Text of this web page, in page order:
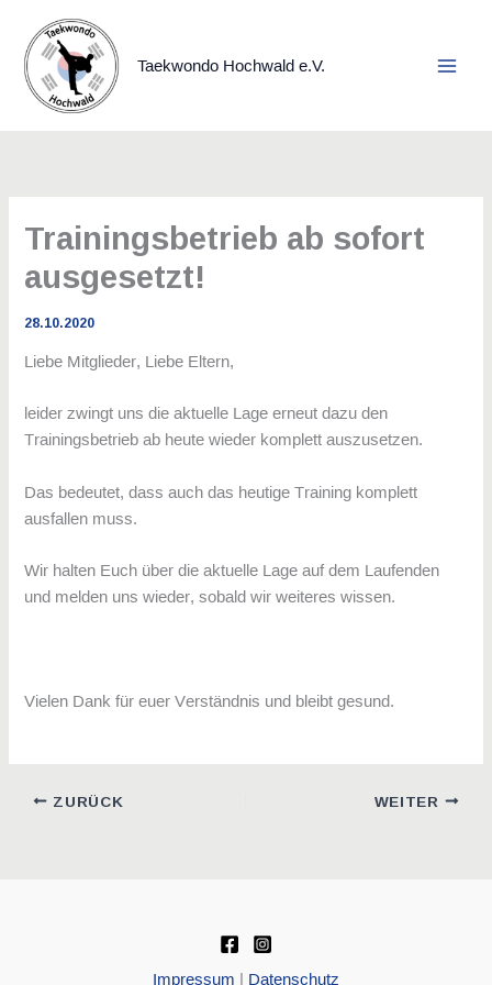
Inhalt
springen
Taekwondo Hochwald e.V.
Trainingsbetrieb ab sofort
ausgesetzt!
28.10.2020
Liebe Mitglieder, Liebe Eltern,
leider zwingt uns die aktuelle Lage erneut dazu den
Trainingsbetrieb ab heute wieder komplett auszusetzen.
Das bedeutet, dass auch das heutige Training komplett
ausfallen muss.
Wir halten Euch über die aktuelle Lage auf dem Laufenden
und melden uns wieder, sobald wir weiteres wissen.
Vielen Dank für euer Verständnis und bleibt gesund.
ZURÜCK WEITER
Impressum Datenschutz